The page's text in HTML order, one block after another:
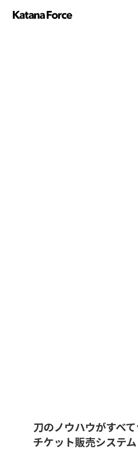
刀のノウハウがすべ
チケット販売システム